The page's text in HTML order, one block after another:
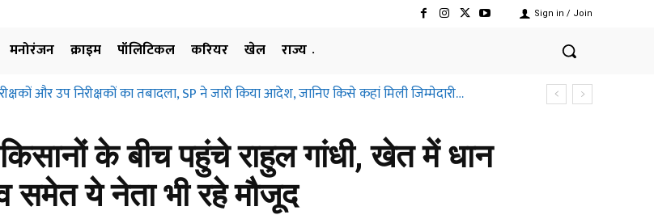
Sign in / Join
मनोरंजन क्राइम पॉलिटिकल करियर खेल
राज्य
और उप निरीक्षकों का तबादला, SP ने जारी किया आदेश, जानिए किसे कहां मिली जिम्मेदारी…
दिए बिना जमीन के उपयोग पर नहीं लगाई जा सकती रोक… छत्तीसगढ़ हाईकोर्ट ने क्यों कहा ऐसा
के बीच पहुंचे राहुल गांधी, खेत में धान
समेत ये नेता भी रहे मौजूद